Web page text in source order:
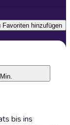
Favoriten hinzufügen
bis ins